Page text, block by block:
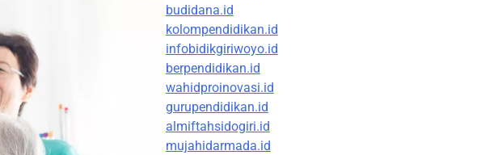
budidana.id
kolompendidikan.id
infobidikgiriwoyo.id
berpendidikan.id
wahidproinovasi.id
gurupendidikan.id
almiftahsidogiri.id
mujahidarmada.id